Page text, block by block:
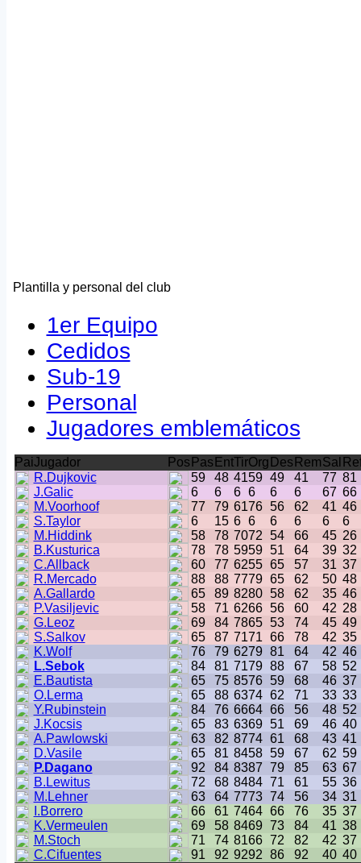
Plantilla y personal del club
1er Equipo
Cedidos
Sub-19
Personal
Jugadores emblemáticos
PaiJugador Pos Pas EntTirOrg Des RemSal
R.Dujkovic
59 48 4159 49 41 77 81
J.Galic
6 6 6 6 6 6 67 66
M.Voorhoof
77 79 6176 56 62 41 46
S.Taylor
6 15 6 6 6 6 6
6
M.Hiddink
58 78 7072 54 66 45 26
B.Kusturica
78 78 5959 51 64 39 32
C.Allback
60 77 6255 65 57 31 37
R.Mercado
88 88 7779 65 62 50 48
A.Gallardo
65 89 8280 58 62 35 46
P.Vasiljevic
58 71 6266 56 60 42 28
G.Leoz
69 84 7865 53 74 45 49
S.Salkov
65 87 7171 66 78 42 35
K.Wolf
76 79 6279 81 64 42 46
L.Sebok
84 81 7179 88 67 58 52
E.Bautista
65 75 8576 59 68 46 37
O.Lerma
65 88 6374 62 71 33 33
Y.Rubinstein
84 76 6664 66 56 48 52
J.Kocsis
65 83 6369 51 69 46 40
A.Pawlowski
63 82 8774 61 68 43 41
D.Vasile
65 81 8458 59 67 62 59
P.Dagano
92 84 8387 79 85 63 67
B.Lewitus
72 68 8484 71 61 55 36
M.Lehner
63 64 7773 74 56 34 31
I.Borrero
66 61 7464 66 76 35 37
K.Vermeulen
69 58 8469 73 84 41 38
M.Stoch
71 74 8166 72 82 42 37
C.Cifuentes
91 92 9292 86 92 40 40